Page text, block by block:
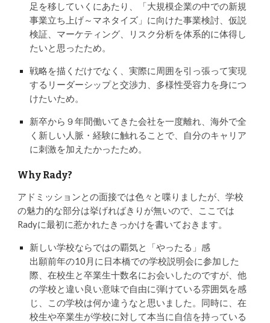
足を移していくにあたり、「大規模企業の中での新規
事業立ち上げ～マネタイズ」に向けた事業検討、仮説
検証、マーケティング、リスク分析を体系的に体得し
たいと思ったため。
戦略を描くだけでなく、実際に周囲を引っ張って実現
するリーダーシップと交渉力、多様性受容力を身につ
けたいため。
新卒から９年間働いてきた会社を一度離れ、海外で全
く新しい人脈・経験に触れることで、自分のキャリア
に刺激を加えたかったため。
Why Rady?
アドミッションとの面接では色々と喋りましたが、学校
の魅力的な部分は挙げればきりが無いので、ここでは
Radyに最初に惹かれたきっかけを書いておきます。
新しい学校ならではの覇気と「やったる」感
出願前年の10月に日本橋での学校説明会に参加した
際、在校生と卒業生十数名にお会いしたのですが、他
の学校と違い良い意味で自由に弾けている雰囲気を感
じ、この学校は何か違うなと思いました。同時に、在
校生や卒業生が学校に対して本当に自信を持っている